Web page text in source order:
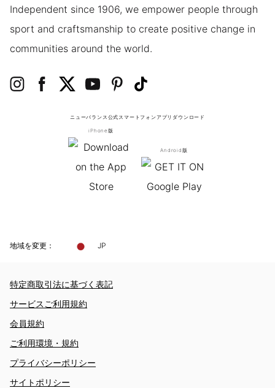
Independent since 1906, we empower people through
sport and craftsmanship to create positive change in
communities around the world.
ニューバランス公式スマートフォンアプリ ダウンロード
iPhone版
Android版
地域を変更： JP
特定商取引法に基づく表記
サービスご利用規約
会員規約
ご利用環境・規約
プライバシーポリシー
サイトポリシー